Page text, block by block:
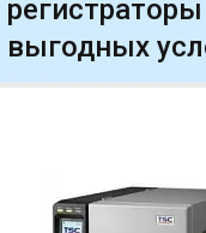
выгодных